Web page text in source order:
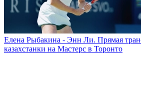
Елена Рыбакина - Энн Ли. Прямая
казахстанки на Мастерс в Торонто